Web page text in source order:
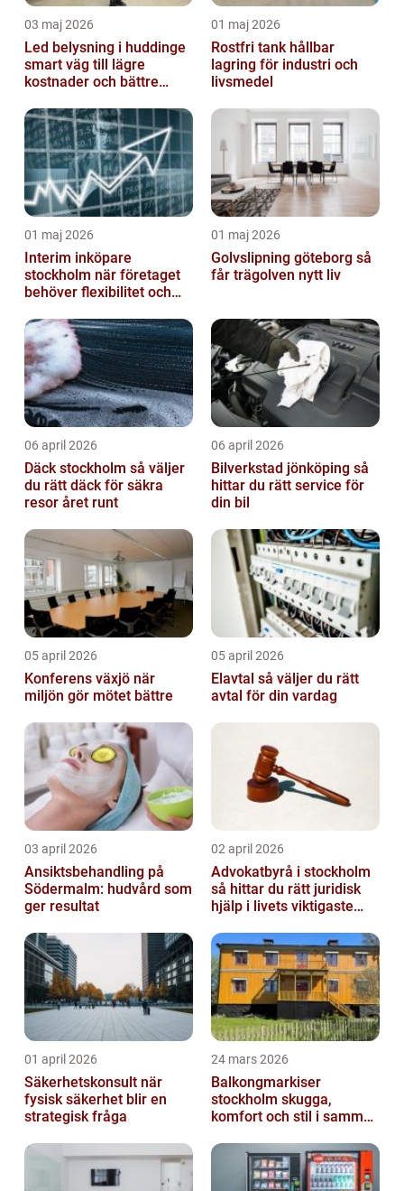
03 maj 2026
Led belysning i huddinge
smart väg till lägre
kostnader och bättre
01 maj 2026
Rostfri tank hållbar
lagring för industri och
livsmedel
01 maj 2026
Interim inköpare
stockholm när företaget
behöver flexibilitet och
01 maj 2026
Golvslipning göteborg så
får trägolven nytt liv
06 april 2026
Däck stockholm så väljer
du rätt däck för säkra
resor året runt
06 april 2026
Bilverkstad jönköping så
hittar du rätt service för
din bil
05 april 2026
Konferens växjö när
miljön gör mötet bättre
05 april 2026
Elavtal så väljer du rätt
avtal för din vardag
03 april 2026
Ansiktsbehandling på
Södermalm: hudvård som
ger resultat
02 april 2026
Advokatbyrå i stockholm
så hittar du rätt juridisk
hjälp i livets viktigaste
01 april 2026
Säkerhetskonsult när
fysisk säkerhet blir en
strategisk fråga
24 mars 2026
Balkongmarkiser
stockholm skugga,
komfort och stil i samma